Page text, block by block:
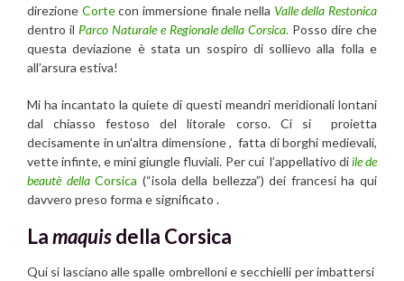
direzione Cortecon immersione finale nella Valle della Restonica
dentro il Parco Naturale e Regionale della Corsica. Posso dire che
questa deviazione è stata un sospiro di sollievo alla folla e
all’arsura estiva!
Mi ha incantato la quiete di questi meandri meridionali lontani
dal chiasso festoso del litorale corso. Ci si proietta
decisamente in un’altra dimensione , fatta di borghi medievali,
vette infinte, e mini giungle fluviali. Per cui l’appellativo diile de
beautè dellaCorsica (“isola della bellezza”) dei francesi ha qui
davvero preso forma e significato .
Lamaquisdella Corsica
Qui si lasciano alle spalle ombrelloni e secchielli per imbattersi